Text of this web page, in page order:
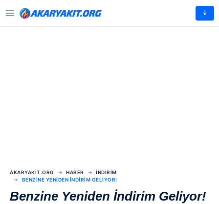
🕯️
AKARYAKIT.ORG HABER
İNDIRIM
BENZINE YENIDEN İNDIRIM GELIYOR!
Benzine Yeniden İndirim Geliyor!